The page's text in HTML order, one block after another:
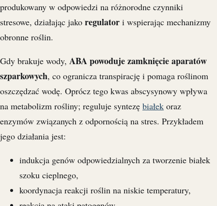
produkowany w odpowiedzi na różnorodne czynniki
stresowe, działając jako regulator i wspierając mechanizmy
obronne roślin.
Gdy brakuje wody, ABA powoduje zamknięcie aparatów
szparkowych, co ogranicza transpirację i pomaga roślinom
oszczędzać wodę. Oprócz tego kwas abscysynowy wpływa
na metabolizm rośliny; reguluje syntezę białek oraz
enzymów związanych z odpornością na stres. Przykładem
jego działania jest:
indukcja genów odpowiedzialnych za tworzenie białek
szoku cieplnego,
koordynacja reakcji roślin na niskie temperatury,